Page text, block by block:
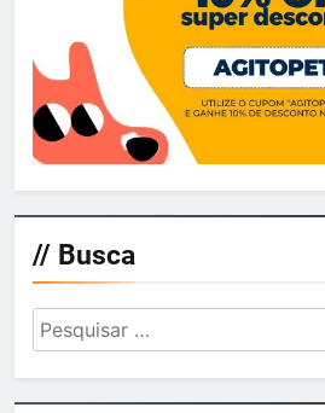
// Busca
Pesquisar
por: